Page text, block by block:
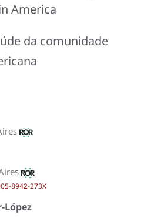
America
da comunidade
8942-273X
López